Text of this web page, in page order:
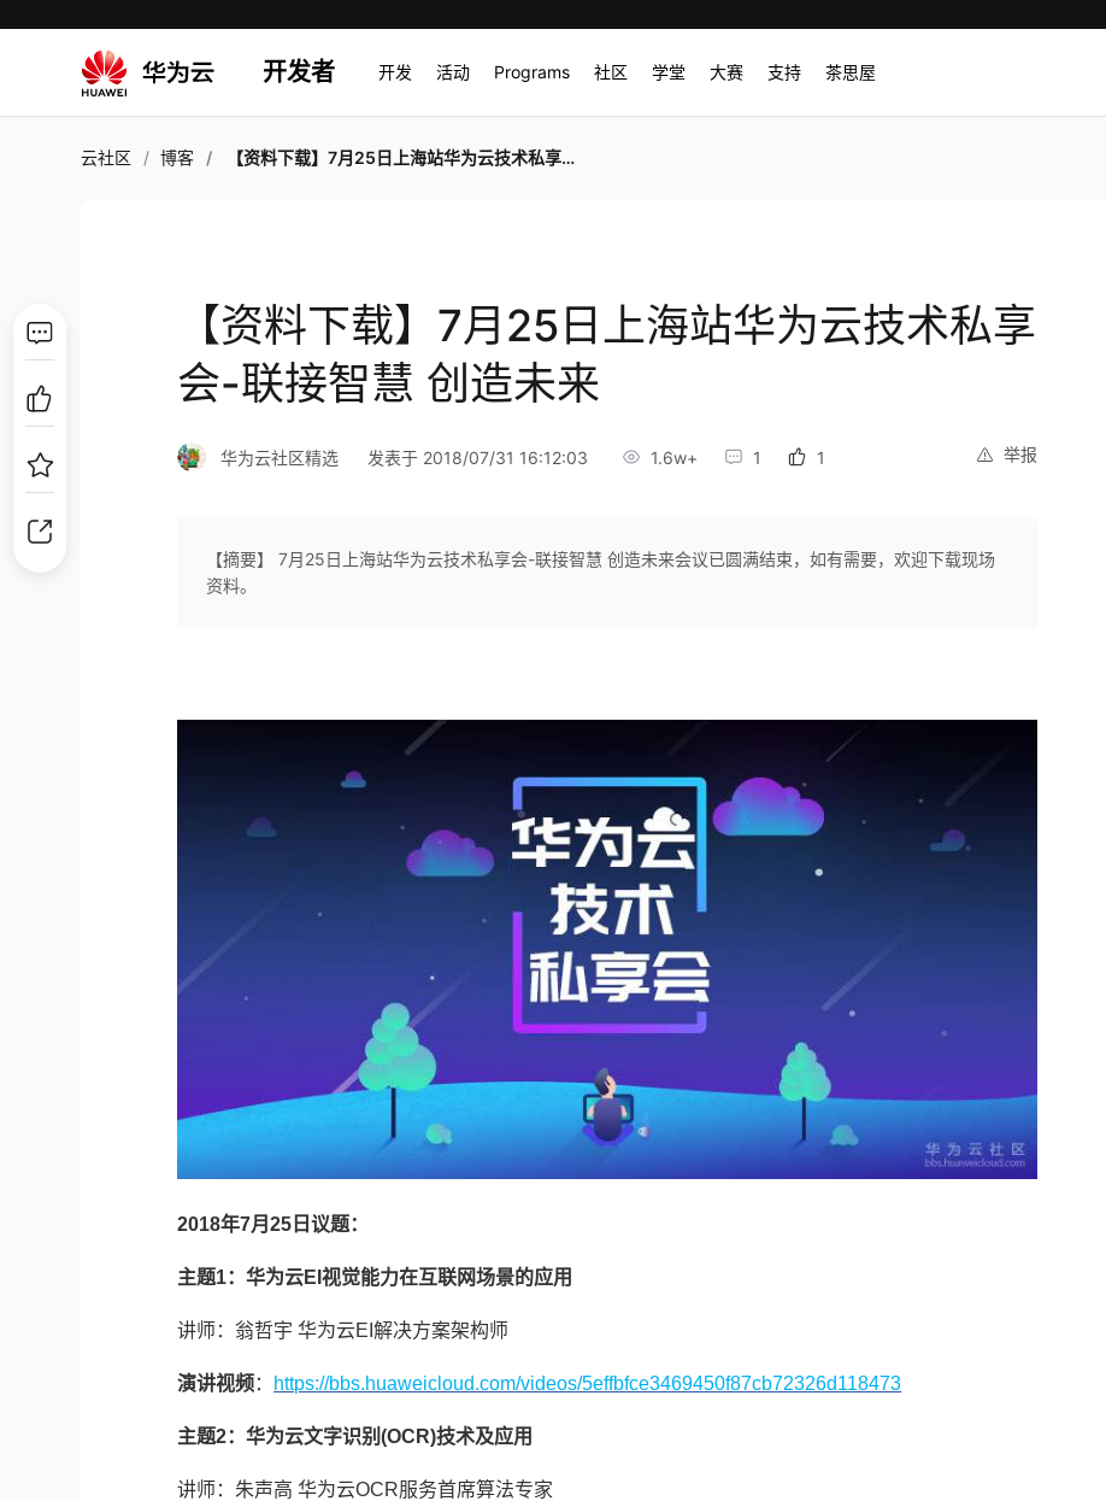
开发者 开发 活动 Programs 社区 学堂 大赛 支持 茶思屋
云社区 博客 【资料下载】7月25日上海站华为云技术私享会-联接智慧 创造未来
【资料下载】7月25日上海站华为云技术私享
会-联接智慧 创造未来
举报
华为云社区精选 发表于 2018/07/31 16:12:03 1.6w+ 1 1
【摘要】 7月25日上海站华为云技术私享会-联接智慧 创造未来会议已圆满结束，如有需要，欢迎下载现场
资料。
2018年7月25日议题：
主题1：华为云EI视觉能力在互联网场景的应用
讲师：翁哲宇 华为云EI解决方案架构师
演讲视频： https://bbs.huaweicloud.com/videos/5effbfce3469450f87cb72326d118473
主题2：华为云文字识别(OCR)技术及应用
讲师：朱声高 华为云OCR服务首席算法专家